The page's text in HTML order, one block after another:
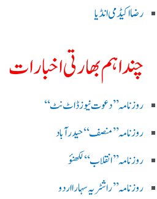
رضا اکیڈمی انڈیا
چند اہم بھارتی اخبارات
روز نامہ ’’ دعوت نیوز ڈاٹ نٹ‘‘
روزنامہ ’’ منصف‘‘ حیدر آباد
روزنامہ ’’ انقلاب‘‘ لکھنؤ
روز نامہ ’’راشٹریہ سہارا اردو